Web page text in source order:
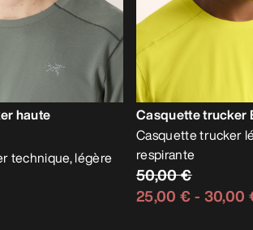
haute
technique, légère
Casquette trucker
Casquette trucker
respirante
50,00 €
25,00 €- 30,00